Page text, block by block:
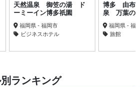
天然温泉 御笠の湯 ド
ーミーイン博多祇園
福岡県 - 福岡市
ビジネスホテル
博多 由布
泉 万葉の
福岡県 - 福
旅館
ランキング